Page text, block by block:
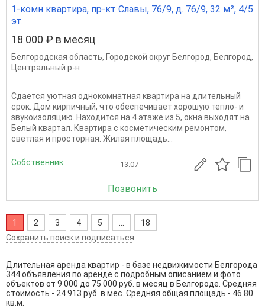
1-комн квартира, пр-кт Славы, 76/9, д. 76/9, 32 м², 4/5
эт.
18 000 ₽ в месяц
Белгородская область, Городской округ Белгород, Белгород,
Центральный р-н
Сдается уютная однокомнатная квартира на длительный
срок. Дом кирпичный, что обеспечивает хорошую тепло- и
звукоизоляцию. Находится на 4 этаже из 5, окна выходят на
Белый квартал. Квартира с косметическим ремонтом,
светлая и просторная. Жилая площадь...
Собственник 13.07
Позвонить
1 2 3 4 5
18
Сохранить поиск и подписаться
Длительная аренда квартир - в базе недвижимости Белгорода
344 объявления по аренде с подробным описанием и фото
объектов от 9 000 до 75 000 руб. в месяц в Белгороде. Средняя
стоимость - 24 913 руб. в мес. Средняя общая площадь - 46.80
кв.м.